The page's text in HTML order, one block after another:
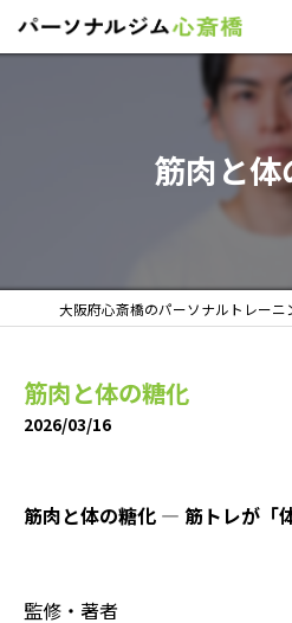
筋肉と体
筋肉と体の糖化
2026/03/16
筋肉と体の糖化 ― 筋トレが「
監修・著者